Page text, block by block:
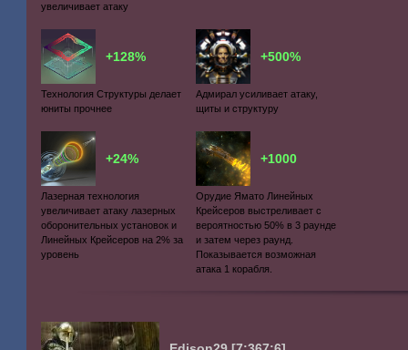
увеличивает атаку
+128%
Технология Структуры делает
юниты прочнее
+500%
Адмирал усиливает атаку,
щиты и структуру
+24%
Лазерная технология
увеличивает атаку лазерных
оборонительных установок и
Линейных Крейсеров на 2% за
уровень
+1000
Орудие Ямато Линейных
Крейсеров выстреливает с
вероятностью 50% в 3 раунде
и затем через раунд.
Показывается возможная
атака 1 корабля.